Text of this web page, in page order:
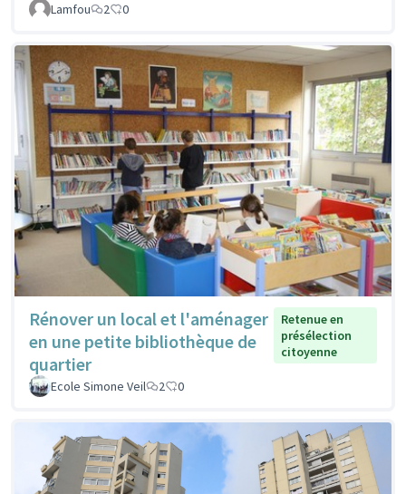
Lamfou 2 0
Rénover un local et l'aménager
en une petite bibliothèque de
quartier
Retenue en
présélection
citoyenne
Ecole Simone Veil 2 0